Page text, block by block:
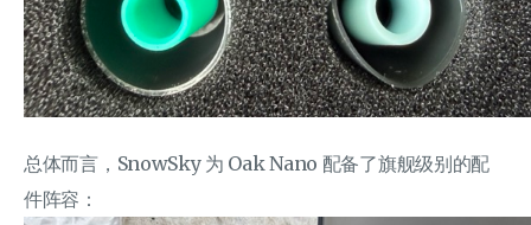
总体而言，SnowSky 为 Oak Nano 配备了旗舰级别的配
件阵容：